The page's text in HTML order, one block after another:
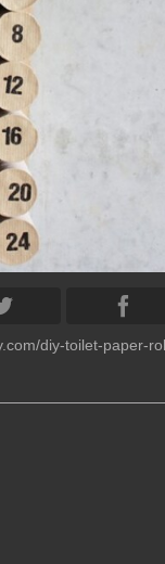
diy-toilet-paper-